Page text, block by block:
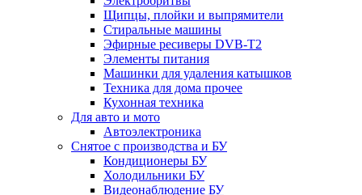
Щипцы, плойки и выпрямители
Стиральные машины
Эфирные ресиверы DVB-T2
Элементы питания
Машинки для удаления катышков
Техника для дома прочее
Кухонная техника
Для авто и мото
Автоэлектроника
Снятое с производства и БУ
Кондиционеры БУ
Холодильники БУ
Видеонаблюдение БУ